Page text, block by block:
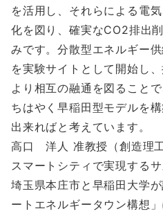
を活用し、それらによる電
化を図り、確実なCO2排出
みです。分散型エネルギー
を実験サイトとして開始し
より相互の融通を図ること
ちはやく早稲田型モデルを
出来ればと考えています。
高口 洋人 准教授（創造理
スマートシティで実現する
埼玉県本庄市と早稲田大学
ートエネルギータウン構想